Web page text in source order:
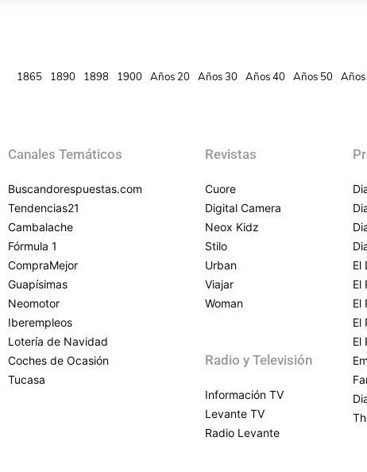
1865 1890 1898 1900 Años 20 Años 30 Años 40 Años 50
Canales Temáticos
Buscandorespuestas.com
Tendencias21
Cambalache
Fórmula 1
CompraMejor
Guapísimas
Neomotor
Iberempleos
Lotería de Navidad
Coches de Ocasión
Tucasa
Revistas
Cuore
Digital Camera
Neox Kidz
Stilo
Urban
Viajar
Woman
Radio y Televisión
Información TV
Levante TV
Radio Levante
El
El
El
El
El